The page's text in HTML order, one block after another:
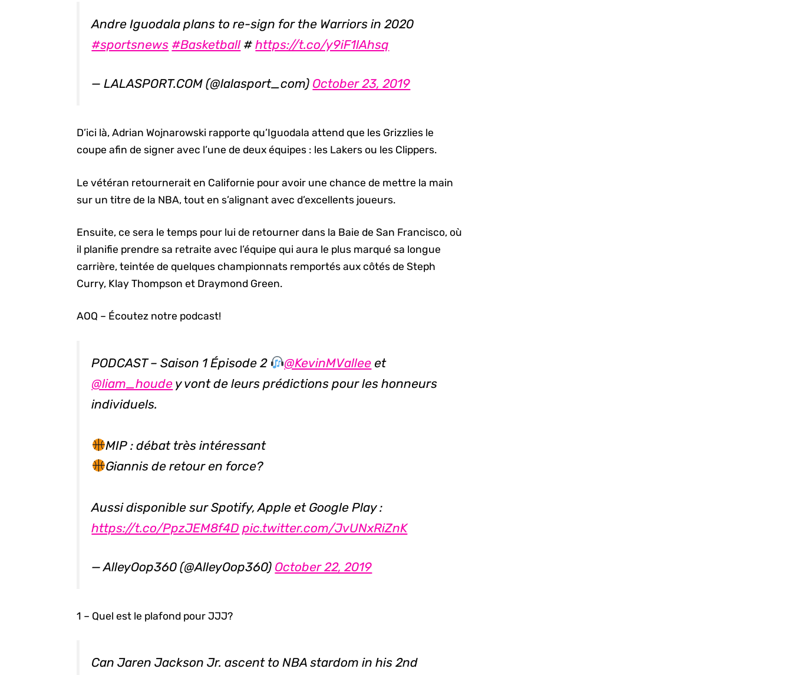
Andre Iguodala plans to re-sign for the Warriors in 2020
#sportsnews #Basketball#https://t.co/y9iF1lAhsq
— LALASPORT.COM (@lalasport_com) October 23, 2019
D’ici là, Adrian Wojnarowski rapporte qu’Iguodala attend que les Grizzlies le
coupe afin de signer avec l’une de deux équipes : les Lakers ou les Clippers.
Le vétéran retournerait en Californie pour avoir une chance de mettre la main
sur un titre de la NBA, tout en s’alignant avec d’excellents joueurs.
Ensuite, ce sera le temps pour lui de retourner dans la Baie de San Francisco, où
il planifie prendre sa retraite avec l’équipe qui aura le plus marqué sa longue
carrière, teintée de quelques championnats remportés aux côtés de Steph
Curry, Klay Thompson et Draymond Green.
AOQ – Écoutez notre podcast!
PODCAST – Saison 1 Épisode 2 @KevinMVallee et
@liam_houde y vont de leurs prédictions pour les honneurs
individuels.
MIP : débat très intéressant
Giannis de retour en force?
Aussi disponible sur Spotify, Apple et Google Play :
https://t.co/PpzJEM8f4D pic.twitter.com/JvUNxRiZnK
— AlleyOop360 (@AlleyOop360) October 22, 2019
1 – Quel est le plafond pour JJJ?
Can Jaren Jackson Jr. ascent to NBA stardom in his 2nd